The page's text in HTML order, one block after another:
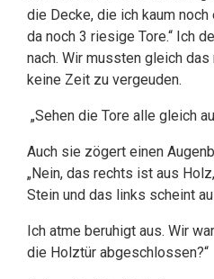
die Decke, die ich kaum noch
da noch 3 riesige Tore.“ Ich
nach. Wir mussten gleich
keine Zeit zu vergeuden.
„Sehen die Tore alle gleich
Auch sie zögert einen
„Nein, das rechts ist aus
Stein und das links scheint
Ich atme beruhigt aus. Wir
die Holztür abgeschlossen?“